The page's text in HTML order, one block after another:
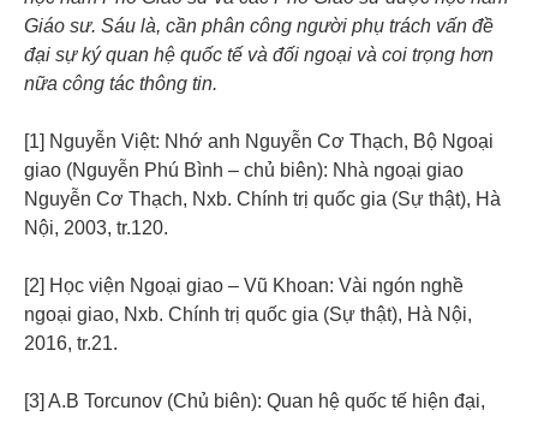
Giáo sư. Sáu là, cần phân công người phụ trách vấn đề
đại sự ký quan hệ quốc tế và đối ngoại và coi trọng hơn
nữa công tác thông tin.
[1] Nguyễn Việt: Nhớ anh Nguyễn Cơ Thạch, Bộ Ngoại
giao (Nguyễn Phú Bình – chủ biên): Nhà ngoại giao
Nguyễn Cơ Thạch, Nxb. Chính trị quốc gia (Sự thật), Hà
Nội, 2003, tr.120.
[2] Học viện Ngoại giao – Vũ Khoan: Vài ngón nghề
ngoại giao, Nxb. Chính trị quốc gia (Sự thật), Hà Nội,
2016, tr.21.
[3] A.B Torcunov (Chủ biên): Quan hệ quốc tế hiện đại,